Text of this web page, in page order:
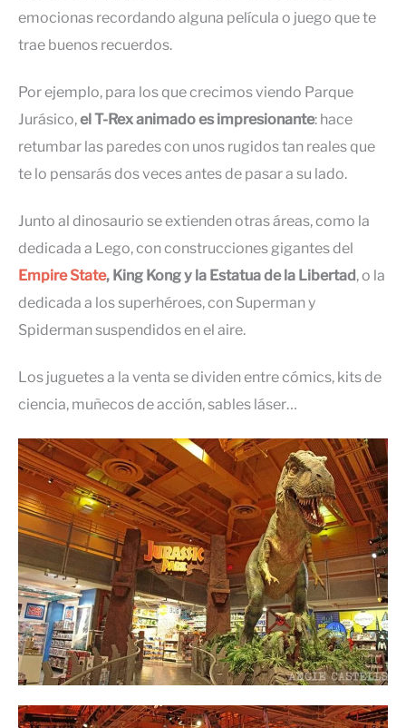
emocionas recordando alguna película o juego que te
trae buenos recuerdos.
Por ejemplo, para los que crecimos viendo Parque
Jurásico,el T-Rex animado es impresionante: hace
retumbar las paredes con unos rugidos tan reales que
te lo pensarás dos veces antes de pasar a su lado.
Junto al dinosaurio se extienden otras áreas, como la
dedicada a Lego, con construcciones gigantes del
Empire State, King Kong y la Estatua de la Libertad, o la
dedicada a los superhéroes, con Superman y
Spiderman suspendidos en el aire.
Los juguetes a la venta se dividen entre cómics, kits de
ciencia, muñecos de acción, sables láser…